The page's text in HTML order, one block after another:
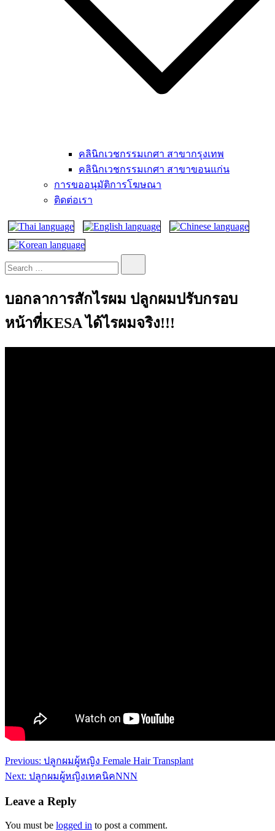
คลินิกเวชกรรมเกศา สาขากรุงเทพ
คลินิกเวชกรรมเกศา สาขาขอนแก่น
การขออนุมัติการโฆษณา
ติดต่อเรา
บอกลาการสักไรผม ปลูกผมปรับกรอบ
หน้าที่KESA ได้ไรผมจริง!!!
Previous: ปลูกผมผู้หญิง Female Hair Transplant
Next: ปลูกผมผู้หญิงเทคนิคNNN
Leave a Reply
You must be logged in to post a comment.